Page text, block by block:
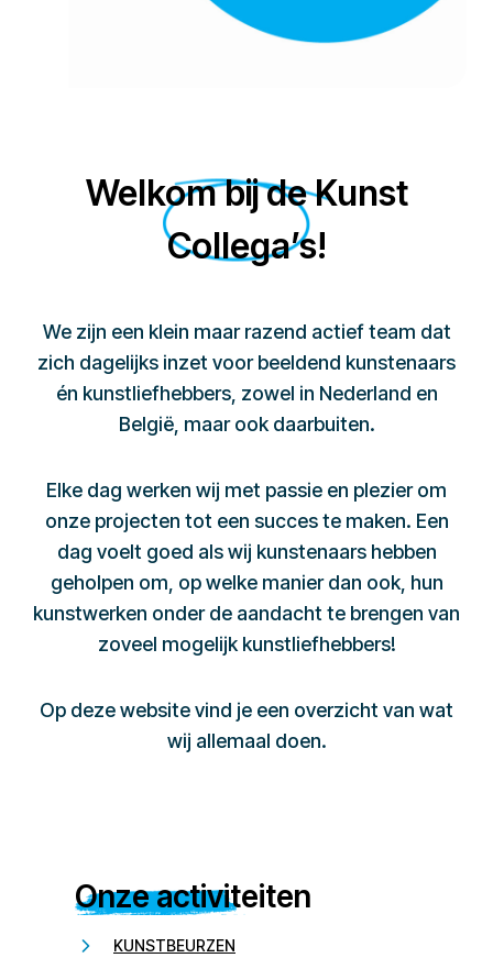
Welkom bij de Kunst
Collega’s!
We zijn een klein maar razend actief team dat
zich dagelijks inzet voor beeldend kunstenaars
én kunstliefhebbers, zowel in Nederland en
België, maar ook daarbuiten.
Elke dag werken wij met passie en plezier om
onze projecten tot een succes te maken. Een
dag voelt goed als wij kunstenaars hebben
geholpen om, op welke manier dan ook, hun
kunstwerken onder de aandacht te brengen van
zoveel mogelijk kunstliefhebbers!
Op deze website vind je een overzicht van wat
wij allemaal doen.
Onze activiteiten
KUNSTBEURZEN